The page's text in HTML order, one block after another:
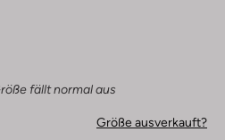
fällt normal aus
Größe ausverkauft?